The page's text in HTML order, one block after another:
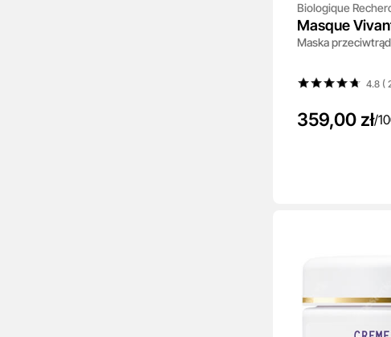
Biologique
Masque
Maska
4.8 (
359,00 zł/